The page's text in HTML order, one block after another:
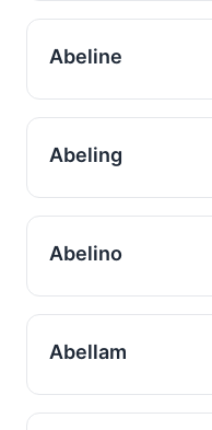
Abeline
Abeling
Abelino
Abellam